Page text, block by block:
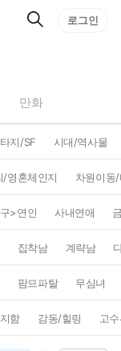
검
로그인
만화
지/SF 시대/역사물
/영혼체인지 차원이동
>연인 사내연애
집착남 계략남
팜므파탈 무심녀
함 감동/힐링 고